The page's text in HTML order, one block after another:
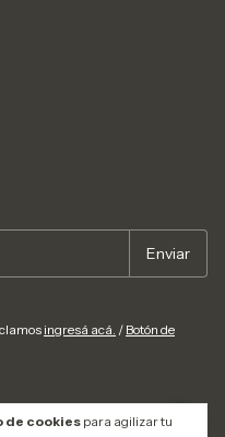
de cookies para agilizar tu
ingresá acá. / Botón de
Todos los derechos